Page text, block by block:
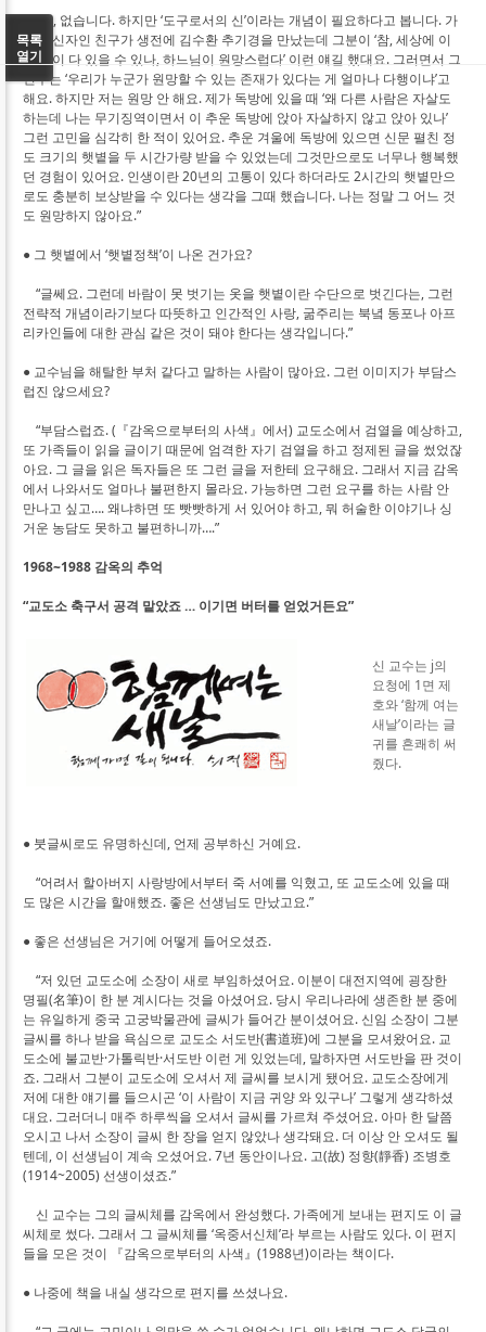
“예, 없습니다. 하지만 ‘도구로서의 신’이라는 개념이 필요하다고 봅니다. 가
톨릭 신자인 친구가 생전에 김수환 추기경을 만났는데 그분이 ‘참, 세상에 이
런 일이 다 있을 수 있나, 하느님이 원망스럽다’ 이런 얘길 했대요. 그러면서 그
친구는 ‘우리가 누군가 원망할 수 있는 존재가 있다는 게 얼마나 다행이냐’고
해요. 하지만 저는 원망 안 해요. 제가 독방에 있을 때 ‘왜 다른 사람은 자살도
하는데 나는 무기징역이면서 이 추운 독방에 앉아 자살하지 않고 앉아 있나’
그런 고민을 심각히 한 적이 있어요. 추운 겨울에 독방에 있으면 신문 펼친 정
도 크기의 햇볕을 두 시간가량 받을 수 있었는데 그것만으로도 너무나 행복했
던 경험이 있어요. 인생이란 20년의 고통이 있다 하더라도 2시간의 햇볕만으
로도 충분히 보상받을 수 있다는 생각을 그때 했습니다. 나는 정말 그 어느 것
도 원망하지 않아요.”
● 그 햇볕에서 ‘햇볕정책’이 나온 건가요?
“글쎄요. 그런데 바람이 못 벗기는 옷을 햇볕이란 수단으로 벗긴다는, 그런
전략적 개념이라기보다 따뜻하고 인간적인 사랑, 굶주리는 북녘 동포나 아프
리카인들에 대한 관심 같은 것이 돼야 한다는 생각입니다.”
● 교수님을 해탈한 부처 같다고 말하는 사람이 많아요. 그런 이미지가 부담스
럽진 않으세요?
“부담스럽죠. (『감옥으로부터의 사색』에서) 교도소에서 검열을 예상하고,
또 가족들이 읽을 글이기 때문에 엄격한 자기 검열을 하고 정제된 글을 썼었잖
아요. 그 글을 읽은 독자들은 또 그런 글을 저한테 요구해요. 그래서 지금 감옥
에서 나와서도 얼마나 불편한지 몰라요. 가능하면 그런 요구를 하는 사람 안
만나고 싶고…. 왜냐하면 또 빳빳하게 서 있어야 하고, 뭐 허술한 이야기나 싱
거운 농담도 못하고 불편하니까….”
1968~1988 감옥의 추억
“교도소 축구서 공격 맡았죠 … 이기면 버터를 얻었거든요”
신 교수는 j의
요청에 1면 제
호와 ‘함께 여는
새날’이라는 글
귀를 흔쾌히 써
줬다.
● 붓글씨로도 유명하신데, 언제 공부하신 거예요.
“어려서 할아버지 사랑방에서부터 죽 서예를 익혔고, 또 교도소에 있을 때
도 많은 시간을 할애했죠. 좋은 선생님도 만났고요.”
● 좋은 선생님은 거기에 어떻게 들어오셨죠.
“저 있던 교도소에 소장이 새로 부임하셨어요. 이분이 대전지역에 굉장한
명필(名筆)이 한 분 계시다는 것을 아셨어요. 당시 우리나라에 생존한 분 중에
는 유일하게 중국 고궁박물관에 글씨가 들어간 분이셨어요. 신임 소장이 그분
글씨를 하나 받을 욕심으로 교도소 서도반(書道班)에 그분을 모셔왔어요. 교
도소에 불교반·가톨릭반·서도반 이런 게 있었는데, 말하자면 서도반을 판 것이
죠. 그래서 그분이 교도소에 오셔서 제 글씨를 보시게 됐어요. 교도소장에게
저에 대한 얘기를 들으시곤 ‘이 사람이 지금 귀양 와 있구나’ 그렇게 생각하셨
대요. 그러더니 매주 하루씩을 오셔서 글씨를 가르쳐 주셨어요. 아마 한 달쯤
오시고 나서 소장이 글씨 한 장을 얻지 않았나 생각돼요. 더 이상 안 오셔도 될
텐데, 이 선생님이 계속 오셨어요. 7년 동안이나요. 고(故) 정향(靜香) 조병호
(1914~2005) 선생이셨죠.”
신 교수는 그의 글씨체를 감옥에서 완성했다. 가족에게 보내는 편지도 이 글
씨체로 썼다. 그래서 그 글씨체를 ‘옥중서신체’라 부르는 사람도 있다. 이 편지
들을 모은 것이 『감옥으로부터의 사색』(1988년)이라는 책이다.
● 나중에 책을 내실 생각으로 편지를 쓰셨나요.
목록
열기